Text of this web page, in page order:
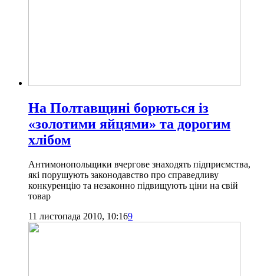
На Полтавщині борються із
«золотими яйцями» та дорогим
хлібом
Антимонопольщики вчергове знаходять підприємства,
які порушують законодавство про справедливу
конкуренцію та незаконно підвищують ціни на свій
товар
11 листопада 2010, 10:169